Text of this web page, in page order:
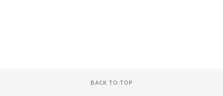
BACK TO TOP